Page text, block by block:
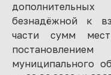
безнадёжной к
части сумм
муниципального